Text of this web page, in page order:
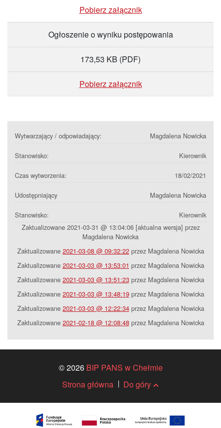
Pobierz załącznik
Ogłoszenie o wyniku postępowania
173,53 KB (PDF)
Pobierz załącznik
Wytwarzający / odpowiadający: Magdalena Nowicka
Stanowisko: Kierownik
Czas wytworzenia: 18/02/2021
Udostępniający Magdalena Nowicka
Stanowisko:
Kierownik
Zaktualizowane 2021-03-31 @ 13:04:06 [aktualna wersja] przez
Magdalena Nowicka
Zaktualizowane 2021-03-08 @ 09:32:22przez Magdalena Nowicka
Zaktualizowane 2021-03-03 @ 13:53:01 przez Magdalena Nowicka
Zaktualizowane 2021-03-03 @ 13:51:23przez Magdalena Nowicka
Zaktualizowane 2021-03-03 @ 13:48:19przez Magdalena Nowicka
Zaktualizowane 2021-03-03 @ 12:22:34przez Magdalena Nowicka
Zaktualizowane 2021-02-18 @ 12:08:48przez Magdalena Nowicka
© 2026 BIP PANS w Chełmie
Strona główna
Do góry